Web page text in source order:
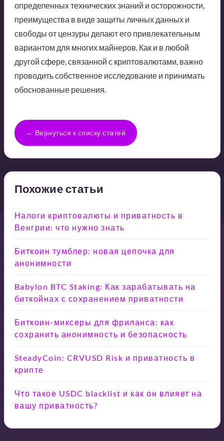
определенных технических знаний и осторожности,
преимущества в виде защиты личных данных и
свободы от цензуры делают его привлекательным
вариантом для многих майнеров. Как и в любой
другой сфере, связанной с криптовалютами, важно
проводить собственное исследование и принимать
обоснованные решения.
← Вернуться к списку статей
Похожие статьи
Налоги криптовалюты и приватность в
Венгрии: что нужно знать
Биткоин тумблер: новая цепочка для
анонимности
Babylon BTC Staking: Как зарабатывать на
биткойнах с сохранением приватности
Биткоин-миксеры для фриланса: как
сохранить анонимность и безопасность
SteadyCoin: CRVUSD Risk и приватность в
крипте
Что такое USDC blacklist и как он влияет на
вашу приватность?